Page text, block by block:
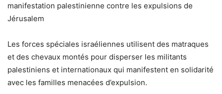
manifestation palestinienne contre les expulsions de
Jérusalem
Les forces spéciales israéliennes utilisent des matraques
et des chevaux montés pour disperser les militants
palestiniens et internationaux qui manifestent en solidarité
avec les familles menacées d’expulsion.